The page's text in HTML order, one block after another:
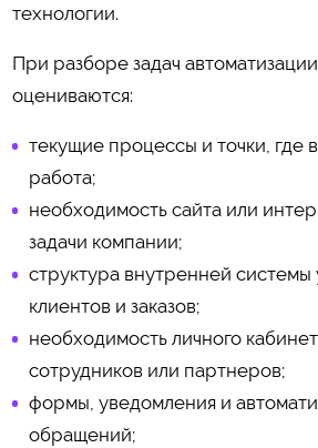
технологии.
При разборе задач
оцениваются:
текущие процессы и точки, где
работа;
необходимость сайта или
задачи компании;
структура внутренней системы
клиентов и заказов;
необходимость личного
сотрудников или партнеров;
формы, уведомления и
обращений;